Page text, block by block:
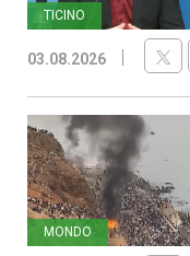
TICINO
03.08.2026
MONDO